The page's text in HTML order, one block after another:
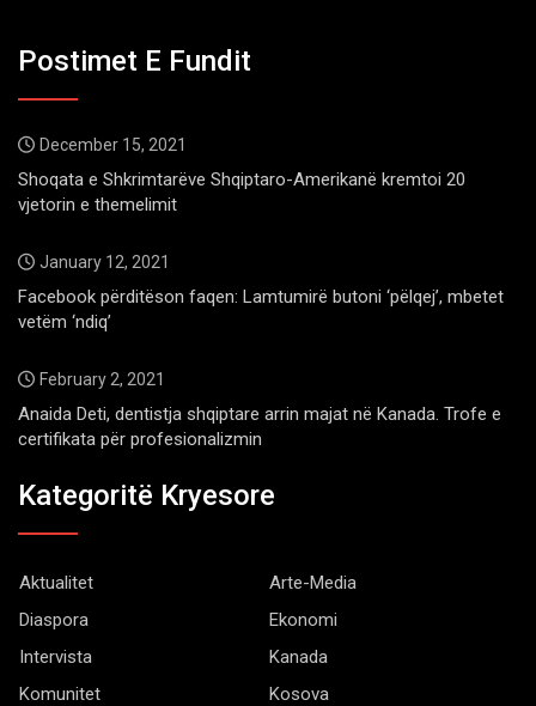
Postimet E Fundit
December 15, 2021
Shoqata e Shkrimtarëve Shqiptaro-Amerikanë kremtoi 20
vjetorin e themelimit
January 12, 2021
Facebook përditëson faqen: Lamtumirë butoni ‘pëlqej’, mbetet
vetëm ‘ndiq’
February 2, 2021
Anaida Deti, dentistja shqiptare arrin majat në Kanada. Trofe e
certifikata për profesionalizmin
Kategoritë Kryesore
Aktualitet
Arte-Media
Diaspora
Ekonomi
Intervista
Kanada
Komunitet
Kosova